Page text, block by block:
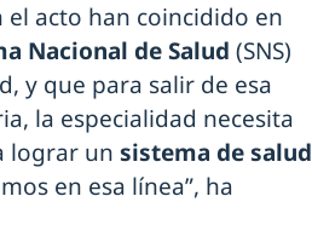
el acto han coincidido en
Nacional de Salud (SNS)
y que para salir de esa
la especialidad necesita
lograr un sistema de salud
en esa línea”, ha